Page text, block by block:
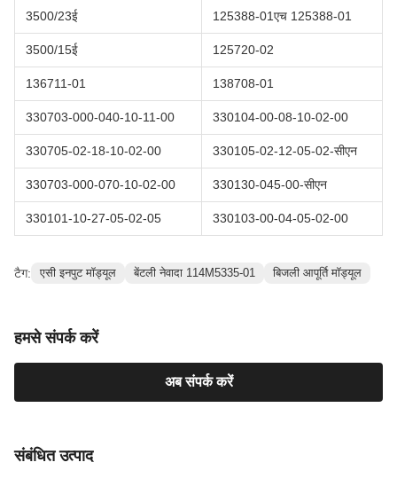
3500/23ई 125388-01एच 125388-01
3500/15ई 125720-02
136711-01 138708-01
330703-000-040-10-11-00 330104-00-08-10-02-00
330705-02-18-10-02-00 330105-02-12-05-02-सीएन
330703-000-070-10-02-00 330130-045-00-सीएन
330101-10-27-05-02-05 330103-00-04-05-02-00
टैग: एसी इनपुट मॉड्यूल बेंटली नेवादा 114M5335-01 बिजली आपूर्ति मॉड्यूल
हमसे संपर्क करें
अब संपर्क करें
संबंधित उत्पाद